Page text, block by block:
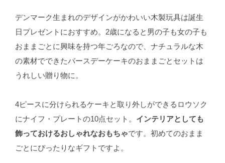
デンマーク生まれのデザインがかわいい木製玩具は誕生
日プレゼントにおすすめ。2歳になると男の子も女の子も
おままごとに興味を持つ年ごろなので、ナチュラルな木
の素材でできたバースデーケーキのおままごとセットは
うれしい贈り物に。
4ピースに分けられるケーキと取り外しができるロウソク
にナイフ・プレートの10点セット。 インテリアとしても
飾っておけるおしゃれなおもちゃです。初めてのおまま
ごとにぴったりなギフトですよ。